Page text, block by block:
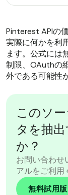
Pinterest APIの
実際に何かを利
ます。公式には
制限、OAuthの
外である可能性
このソ
タを抽
か？
お問い合わせ
アルをご利用
無料試用